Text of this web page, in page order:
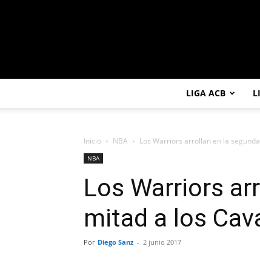
LIGA ACB
Inicio NBA Los Warriors arrollan en la
NBA
Los Warriors
mitad a los
Por Diego Sanz - 2 junio 2017